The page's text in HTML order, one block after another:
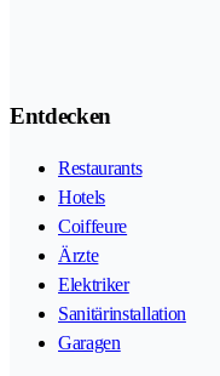
Entdecken
Restaurants
Hotels
Coiffeure
Ärzte
Elektriker
Sanitärinstallation
Garagen